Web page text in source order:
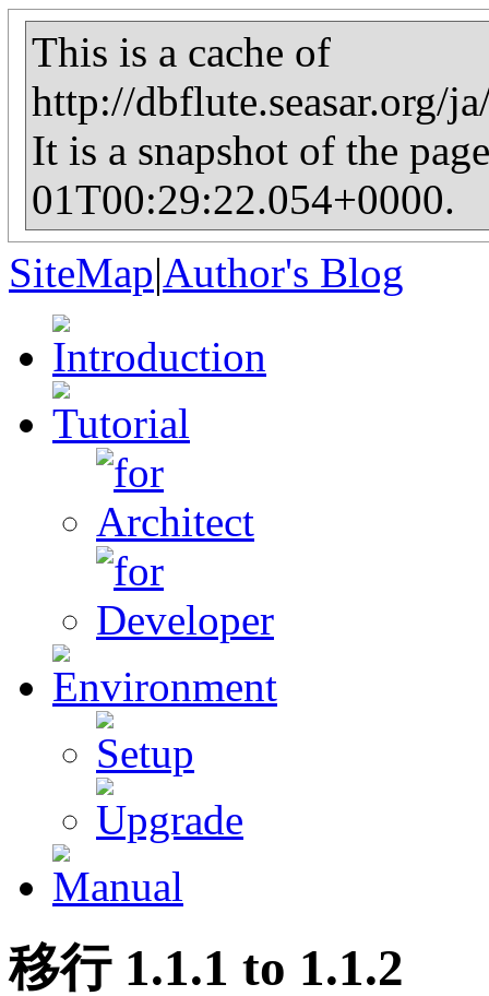
This is a cache of
http://dbflute.seasar.org/
It is a snapshot of the
01T00:29:22.054+0000.
SiteMap|Author's Blog
移行 1.1.1 to 1.1.2